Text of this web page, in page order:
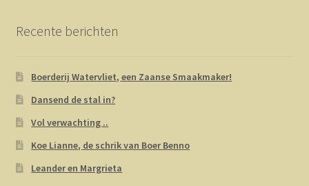
Recente berichten
Boerderij Watervliet, een Zaanse Smaakmaker!
Dansend de stal in?
Vol verwachting ..
Koe Lianne, de schrik van Boer Benno
Leander en Margrieta